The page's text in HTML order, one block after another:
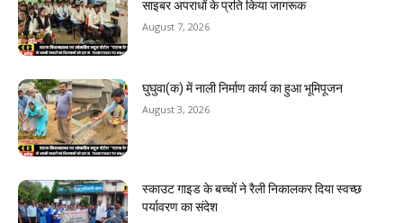
साइबर अपराधों के प्रति किया जागरूक
August 7, 2026
घुघुवा(क) में नाली निर्माण कार्य का हुआ भूमिपूजन
August 3, 2026
स्काउट गाइड के बच्चों ने रैली निकालकर दिया स्वच्छ
पर्यावरण का संदेश